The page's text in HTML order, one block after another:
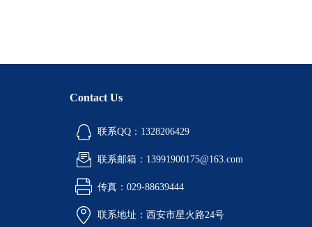
Contact Us
联系QQ：1328206429
联系邮箱：13991900175@163.com
传真：029-88639444
联系地址：西安市星火路24号